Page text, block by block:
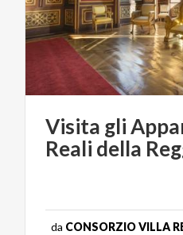
Visita gli
Reali della
da CONSORZIO VILLA